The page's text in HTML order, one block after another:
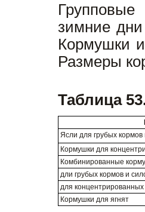
зимние
Кормушки
Размеры
Таблица
Ясли для грубых кормов
Кормушки для
Комбинированные
дли грубых кормов и
для
Кормушки для ягнят